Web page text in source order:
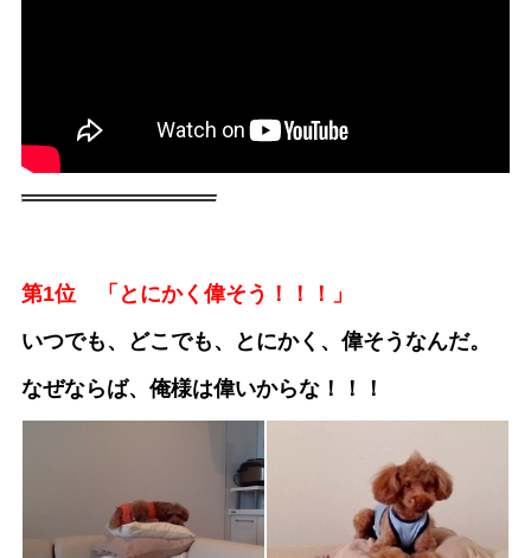
第1位 「とにかく偉そう！！！」
いつでも、どこでも、とにかく、偉そうなんだ。
なぜならば、俺様は偉いからな！！！